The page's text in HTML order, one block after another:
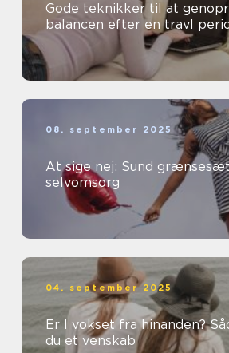
Gode teknikker til at
balancen efter en travl
08. september 2025
At sige nej: Sund
selvomsorg
04. september 2025
Er I vokset fra hinanden?
du et venskab